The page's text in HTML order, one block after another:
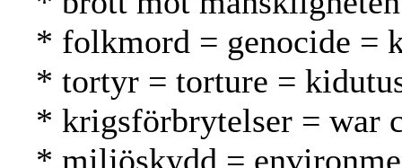
* folkmord = genocide =
* tortyr = torture =
* krigsförbrytelser = war
* miljöskydd =